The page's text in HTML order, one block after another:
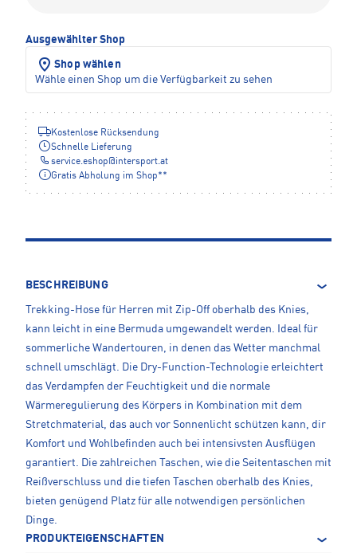
Ausgewählter Shop
Shop wählen
Wähle einen Shop um die Verfügbarkeit zu sehen
Kostenlose Rücksendung
Schnelle Lieferung
service.eshop@intersport.at
Gratis Abholung im Shop**
BESCHREIBUNG
Trekking-Hose für Herren mit Zip-Off oberhalb des Knies,
kann leicht in eine Bermuda umgewandelt werden. Ideal für
sommerliche Wandertouren, in denen das Wetter manchmal
schnell umschlägt. Die Dry-Function-Technologie erleichtert
das Verdampfen der Feuchtigkeit und die normale
Wärmeregulierung des Körpers in Kombination mit dem
Stretchmaterial, das auch vor Sonnenlicht schützen kann, dir
Komfort und Wohlbefinden auch bei intensivsten Ausflügen
garantiert. Die zahlreichen Taschen, wie die Seitentaschen mit
Reißverschluss und die tiefen Taschen oberhalb des Knies,
bieten genügend Platz für alle notwendigen persönlichen
Dinge.
PRODUKTEIGENSCHAFTEN